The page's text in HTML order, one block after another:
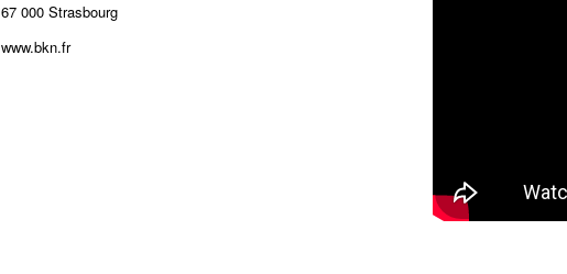
67 000 Strasbourg
www.bkn.fr